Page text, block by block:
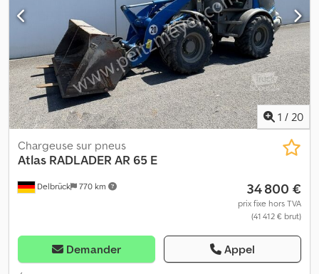
1 / 20
Delbrück 770 km
Chargeuse sur pneus
Atlas RADLADER AR 65 E
34 800 €
prix fixe hors TVA
(41 412 € brut)
Demander Appel